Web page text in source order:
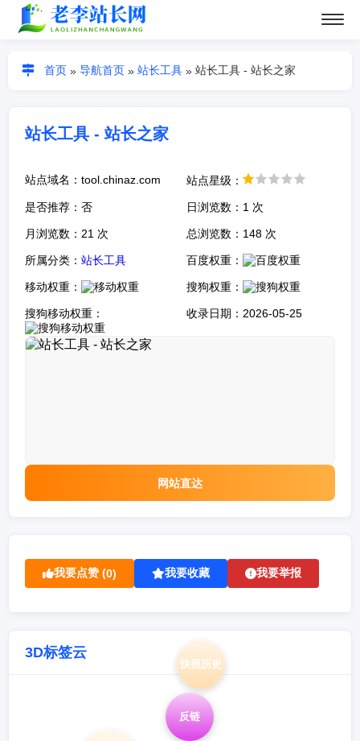
首页 » 导航首页 » 站长工具 » 站长工具 - 站长之家
站长工具 - 站长之家
站点域名：tool.chinaz.com 站点星级：
是否推荐：否 日浏览数：1 次
月浏览数：21 次 总浏览数：148 次
所属分类： 站长工具 百度权重：
移动权重： 搜狗权重：
搜狗移动权重： 收录日期：2026-05-25
网站直达
我要点赞 (0) 我要收藏 我要举报
3D标签云
反链
快照历史